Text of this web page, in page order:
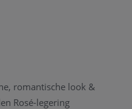
romantische look &
Rosé-legering